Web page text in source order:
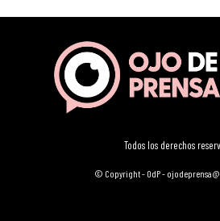
Todos los derechos
© Copyright - OdP -